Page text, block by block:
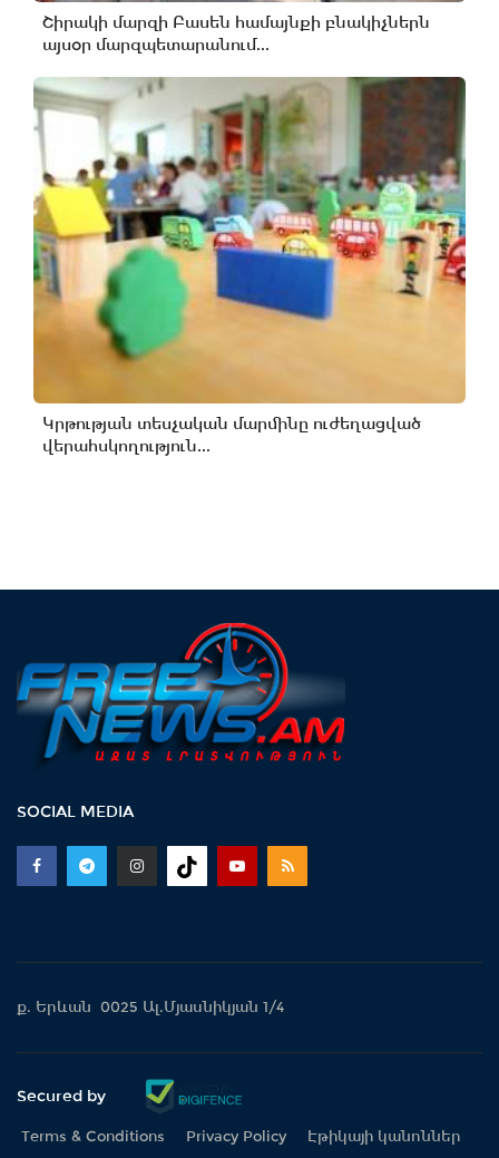
Շիրակի մարզի Բասեն համայնքի բնակիչներն
այսօր մարզպետարանում...
Կրթության տեսչական մարմինը ուժեղացված
վերահսկողություն...
SOCIAL MEDIA
ք. Երևան 0025 Ալ.Մյասնիկյան 1/4
Secured by
Terms & Conditions Privacy Policy Էթիկայի կանոններ